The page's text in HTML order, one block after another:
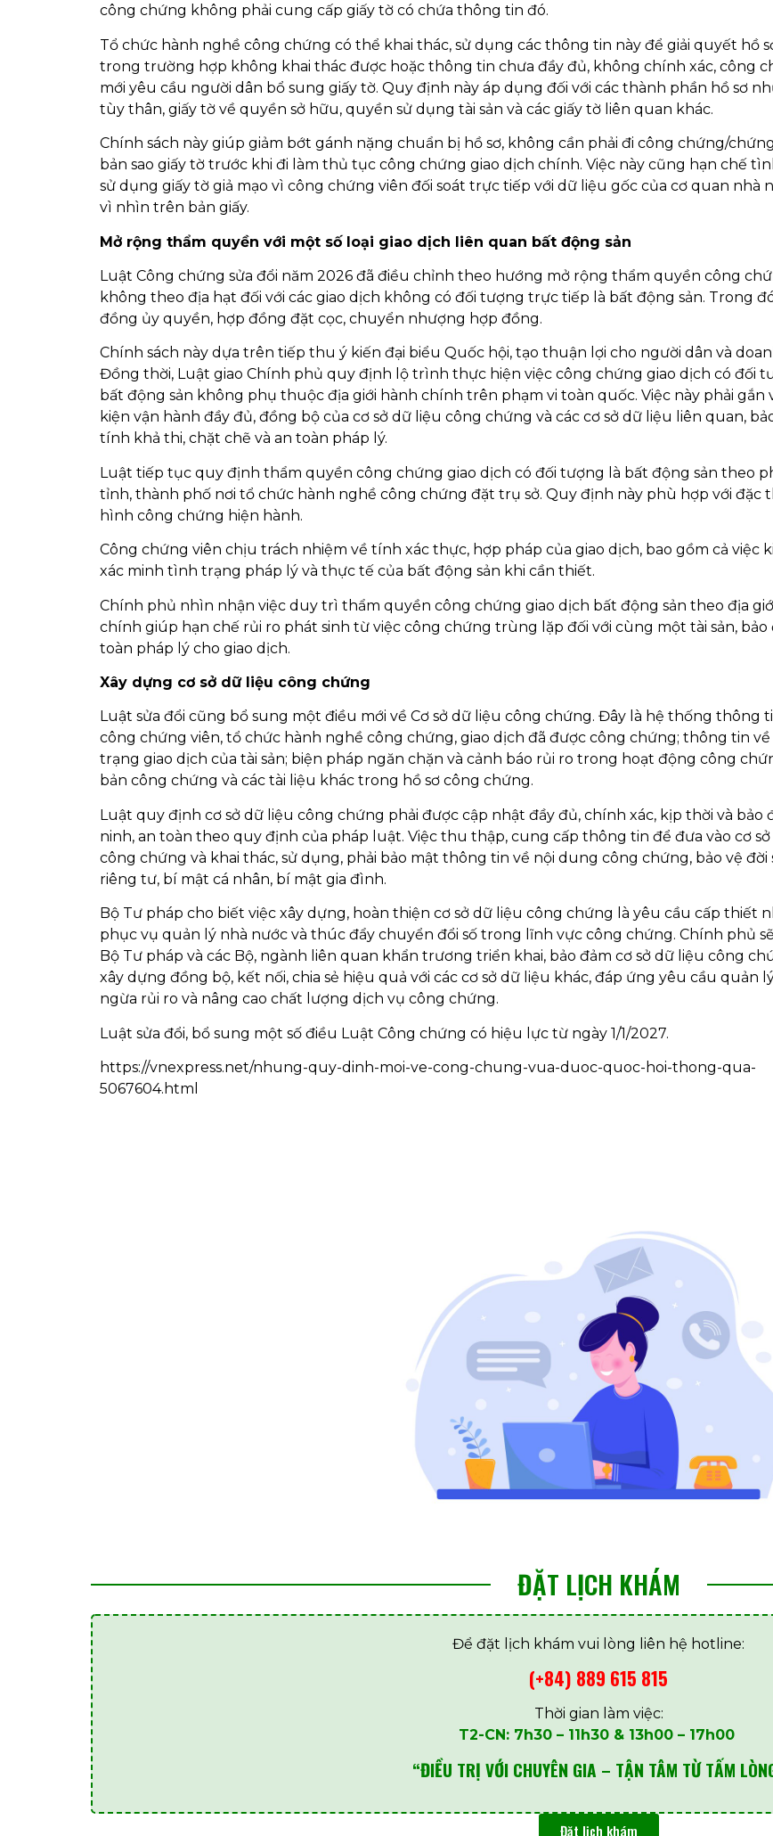
công chứng không phải cung cấp giấy tờ có chứa thông tin đó.
Tổ chức hành nghề công chứng có thể khai thác, sử dụng các thông tin này để giải quyết hồ
trong trường hợp không khai thác được hoặc thông tin chưa đầy đủ, không chính xác, công
mới yêu cầu người dân bổ sung giấy tờ. Quy định này áp dụng đối với các thành phần hồ sơ
tùy thân, giấy tờ về quyền sở hữu, quyền sử dụng tài sản và các giấy tờ liên quan khác.
Chính sách này giúp giảm bớt gánh nặng chuẩn bị hồ sơ, không cần phải đi công chứng/
bản sao giấy tờ trước khi đi làm thủ tục công chứng giao dịch chính. Việc này cũng hạn chế
sử dụng giấy tờ giả mạo vì công chứng viên đối soát trực tiếp với dữ liệu gốc của cơ quan nhà
vì nhìn trên bản giấy.
Mở rộng thẩm quyền với một số loại giao dịch liên quan bất động sản
Luật Công chứng sửa đổi năm 2026 đã điều chỉnh theo hướng mở rộng thẩm quyền công
không theo địa hạt đối với các giao dịch không có đối tượng trực tiếp là bất động sản. Trong
đồng ủy quyền, hợp đồng đặt cọc, chuyển nhượng hợp đồng.
Chính sách này dựa trên tiếp thu ý kiến đại biểu Quốc hội, tạo thuận lợi cho người dân và
Đồng thời, Luật giao Chính phủ quy định lộ trình thực hiện việc công chứng giao dịch có đối
bất động sản không phụ thuộc địa giới hành chính trên phạm vi toàn quốc. Việc này phải gắn
kiện vận hành đầy đủ, đồng bộ của cơ sở dữ liệu công chứng và các cơ sở dữ liệu liên quan,
tính khả thi, chặt chẽ và an toàn pháp lý.
Luật tiếp tục quy định thẩm quyền công chứng giao dịch có đối tượng là bất động sản theo
tỉnh, thành phố nơi tổ chức hành nghề công chứng đặt trụ sở. Quy định này phù hợp với đặc
hình công chứng hiện hành.
Công chứng viên chịu trách nhiệm về tính xác thực, hợp pháp của giao dịch, bao gồm cả việc
xác minh tình trạng pháp lý và thực tế của bất động sản khi cần thiết.
Chính phủ nhìn nhận việc duy trì thẩm quyền công chứng giao dịch bất động sản theo địa
chính giúp hạn chế rủi ro phát sinh từ việc công chứng trùng lặp đối với cùng một tài sản, bảo
toàn pháp lý cho giao dịch.
Xây dựng cơ sở dữ liệu công chứng
Luật sửa đổi cũng bổ sung một điều mới về Cơ sở dữ liệu công chứng. Đây là hệ thống thông
công chứng viên, tổ chức hành nghề công chứng, giao dịch đã được công chứng; thông tin
trạng giao dịch của tài sản; biện pháp ngăn chặn và cảnh báo rủi ro trong hoạt động công
bản công chứng và các tài liệu khác trong hồ sơ công chứng.
Luật quy định cơ sở dữ liệu công chứng phải được cập nhật đầy đủ, chính xác, kịp thời và bảo
ninh, an toàn theo quy định của pháp luật. Việc thu thập, cung cấp thông tin để đưa vào cơ
công chứng và khai thác, sử dụng, phải bảo mật thông tin về nội dung công chứng, bảo vệ đời
riêng tư, bí mật cá nhân, bí mật gia đình.
Bộ Tư pháp cho biết việc xây dựng, hoàn thiện cơ sở dữ liệu công chứng là yêu cầu cấp thiết
phục vụ quản lý nhà nước và thúc đẩy chuyển đổi số trong lĩnh vực công chứng. Chính phủ
Bộ Tư pháp và các Bộ, ngành liên quan khẩn trương triển khai, bảo đảm cơ sở dữ liệu công
xây dựng đồng bộ, kết nối, chia sẻ hiệu quả với các cơ sở dữ liệu khác, đáp ứng yêu cầu quản
ngừa rủi ro và nâng cao chất lượng dịch vụ công chứng.
Luật sửa đổi, bổ sung một số điều Luật Công chứng có hiệu lực từ ngày 1/1/2027.
https://vnexpress.net/nhung-quy-dinh-moi-ve-cong-chung-vua-duoc-quoc-hoi-thong-qua-
5067604.html
ĐẶT LỊCH KHÁM
Để đặt lịch khám vui lòng liên hệ hotline:
(+84) 889 615 815
Thời gian làm việc:
T2-CN: 7h30 – 11h30 & 13h00 – 17h00
“ĐIỀU TRỊ VỚI CHUYÊN GIA – TẬN TÂM TỪ TẤM
Đặt lịch khám